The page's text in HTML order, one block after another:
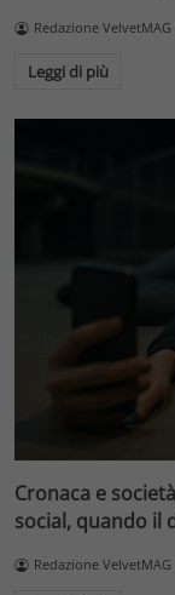
Redazione VelvetMAG
Leggi di più
Cronaca e
social, quando il
Redazione VelvetMAG